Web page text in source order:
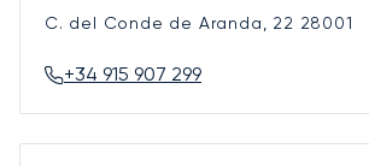
C. del Conde de Aranda, 22 28001
+34 915 907 299